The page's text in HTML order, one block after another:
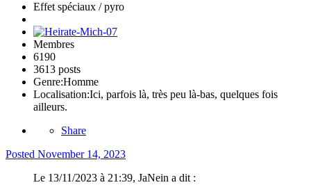
Effet spéciaux / pyro
Membres
6190
3613 posts
Genre:Homme
Localisation:Ici, parfois là, très peu là-bas, quelques fois
ailleurs.
Share
Posted November 14, 2023
Le 13/11/2023 à 21:39, JaNein a dit :